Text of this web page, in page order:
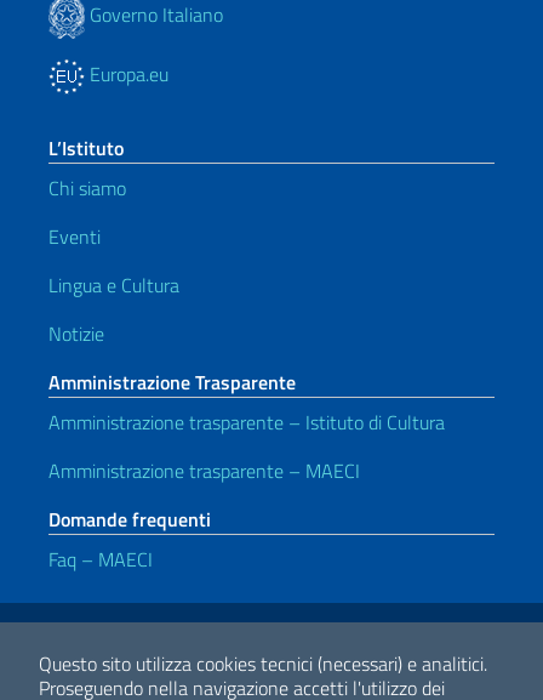
Questo sito utilizza cookies tecnici (necessari) e analitici.
Proseguendo nella navigazione accetti l'utilizzo dei
Governo Italiano
Europa.eu
L’Istituto
Chi siamo
Eventi
Lingua e Cultura
Notizie
Amministrazione Trasparente
Amministrazione trasparente – Istituto di Cultura
Amministrazione trasparente – MAECI
Domande frequenti
Faq – MAECI
Link Utili